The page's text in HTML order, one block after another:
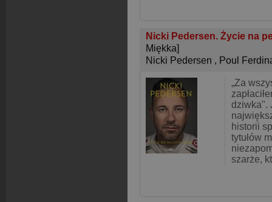
Nicki Pedersen. Życie na
Miękka]
Nicki Pedersen , Poul
„Za
dziwka".
historii
tytułów
szarże,